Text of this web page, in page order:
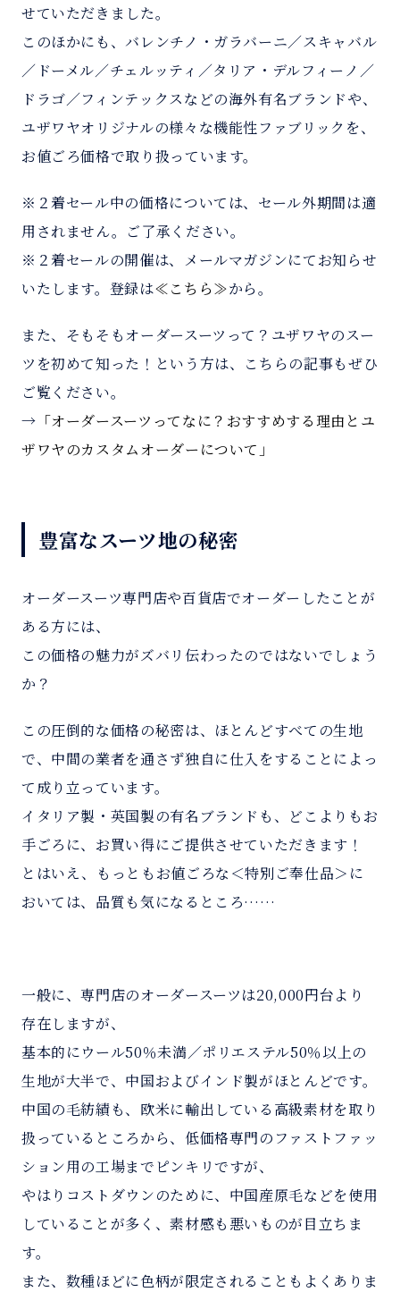
せていただきました。
このほかにも、バレンチノ・ガラバーニ／スキャバル
／ドーメル／チェルッティ／タリア・デルフィーノ／
ドラゴ／フィンテックスなどの海外有名ブランドや、
ユザワヤオリジナルの様々な機能性ファブリックを、
お値ごろ価格で取り扱っています。
※２着セール中の価格については、セール外期間は適
用されません。ご了承ください。
※２着セールの開催は、メールマガジンにてお知らせ
いたします。登録は≪こちら≫から。
また、そもそもオーダースーツって？ユザワヤのスー
ツを初めて知った！という方は、こちらの記事もぜひ
ご覧ください。
→ 「オーダースーツってなに？おすすめする理由とユ
ザワヤのカスタムオーダーについて」
豊富なスーツ地の秘密
オーダースーツ専門店や百貨店でオーダーしたことが
ある方には、
この価格の魅力がズバリ伝わったのではないでしょう
か？
この圧倒的な価格の秘密は、ほとんどすべての生地
で、中間の業者を通さず独自に仕入をすることによっ
て成り立っています。
イタリア製・英国製の有名ブランドも、どこよりもお
手ごろに、お買い得にご提供させていただきます！
とはいえ、もっともお値ごろな＜特別ご奉仕品＞に
おいては、品質も気になるところ……
一般に、専門店のオーダースーツは20,000円台より
存在しますが、
基本的にウール50％未満／ポリエステル50％以上の
生地が大半で、中国およびインド製がほとんどです。
中国の毛紡績も、欧米に輸出している高級素材を取り
扱っているところから、低価格専門のファストファッ
ション用の工場までピンキリですが、
やはりコストダウンのために、中国産原毛などを使用
していることが多く、素材感も悪いものが目立ちま
す。
また、数種ほどに色柄が限定されることもよくありま